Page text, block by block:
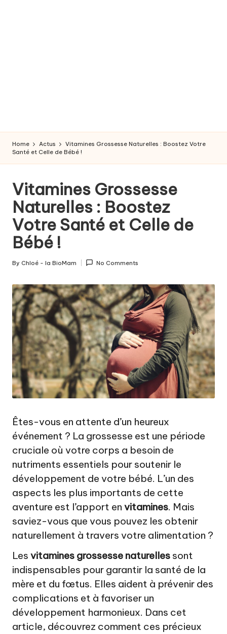
e
e
a
c
c
o
u
c
h
e
m
e
n
t
a
u
n
a
t
u
r
el
Home Actus
Vitamines Grossesse Naturelles : Boostez Votre
Santé et Celle de Bébé !
Vitamines Grossesse
Naturelles : Boostez
Votre Santé et Celle de
Bébé !
Posted
By Chloé - la BioMam No Comments
Êtes-vous en attente d’un heureux
événement ? La grossesse est une période
cruciale où votre corps a besoin de
nutriments essentiels pour soutenir le
développement de votre bébé. L’un des
aspects les plus importants de cette
aventure est l’apport en vitamines. Mais
saviez-vous que vous pouvez les obtenir
naturellement à travers votre alimentation ?
Les vitamines grossesse naturelles sont
indispensables pour garantir la santé de la
mère et du fœtus. Elles aident à prévenir des
complications et à favoriser un
développement harmonieux. Dans cet
article, découvrez comment ces précieux